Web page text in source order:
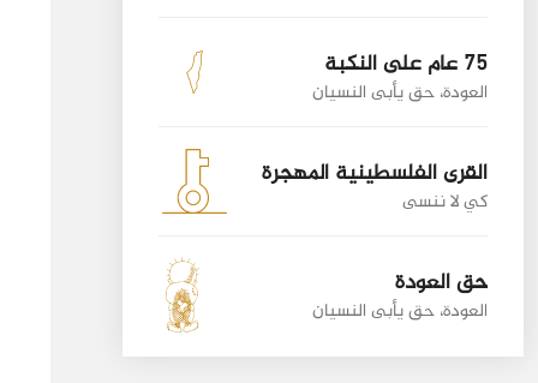
75 عام على النكبة
العودة، حق يأبى النسيان
القرى الفلسطينية المهجرة
كي لا ننسى
حق العودة
العودة، حق يأبى النسيان